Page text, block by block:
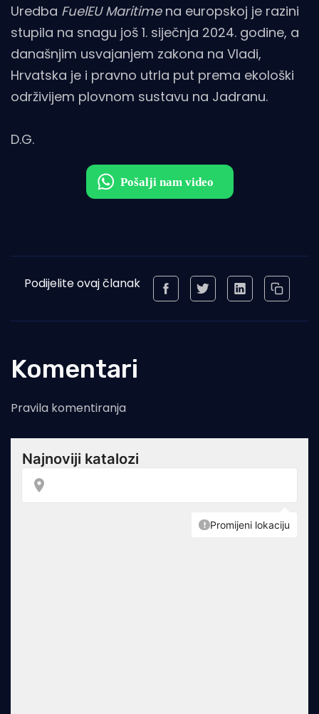
Uredba FuelEU Maritimena europskoj je razini
stupila na snagu još 1. siječnja 2024. godine, a
današnjim usvajanjem zakona na Vladi,
Hrvatska je i pravno utrla put prema ekološki
održivijem plovnom sustavu na Jadranu.
D.G.
Podijelite ovaj članak
Komentari
Pravila komentiranja